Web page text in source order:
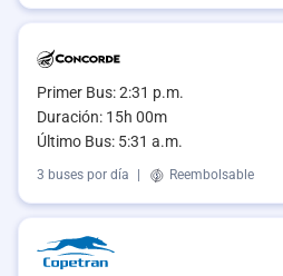
Primer Bus: 2:31 p.m.
Duración: 15h 00m
Último Bus: 5:31 a.m.
3 buses por día | Reembolsable